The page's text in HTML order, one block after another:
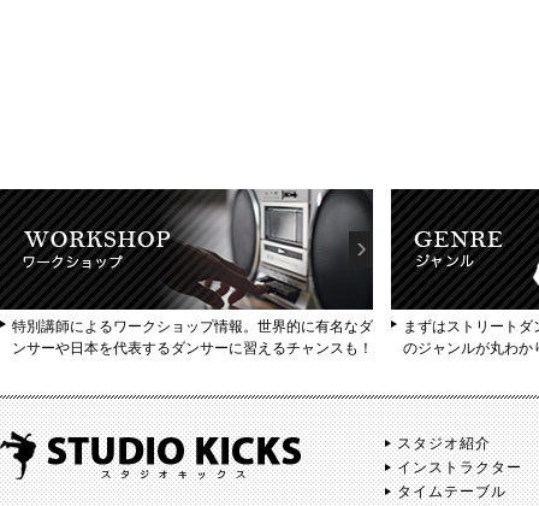
特別講師によるワークショップ情報。世界的に有名なダ
ンサーや日本を代表するダンサーに習えるチャンスも！
まずはストリート
のジャンルが丸わか
スタジオ紹介
インストラクター
タイムテーブル